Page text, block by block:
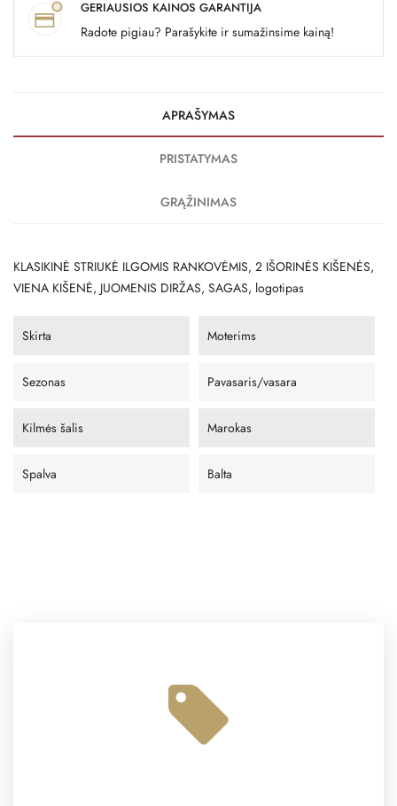
GERIAUSIOS KAINOS GARANTIJA
Radote pigiau? Parašykite ir sumažinsime kainą!
APRAŠYMAS
PRISTATYMAS
GRĄŽINIMAS
KLASIKINĖ STRIUKĖ ILGOMIS RANKOVĖMIS, 2 IŠORINĖS KIŠENĖS,
VIENA KIŠENĖ, JUOMENIS DIRŽAS, SAGAS, logotipas
Skirta Moterims
Sezonas Pavasaris/vasara
Kilmės šalis Marokas
Spalva Balta